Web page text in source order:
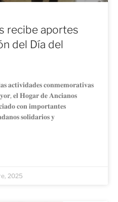
recibe aportes
del Día del
𝐚𝐜𝐭𝐢𝐯𝐢𝐝𝐚𝐝𝐞𝐬 𝐜𝐨𝐧𝐦𝐞𝐦𝐨𝐫𝐚𝐭𝐢𝐯𝐚𝐬
𝐞𝐥 𝐇𝐨𝐠𝐚𝐫 𝐝𝐞 𝐀𝐧𝐜𝐢𝐚𝐧𝐨𝐬
𝐜𝐨𝐧 𝐢𝐦𝐩𝐨𝐫𝐭𝐚𝐧𝐭𝐞𝐬
𝐬𝐨𝐥𝐢𝐝𝐚𝐫𝐢𝐨𝐬 𝐲
2025